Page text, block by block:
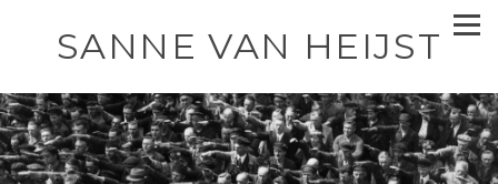
SANNE VAN HEIJST